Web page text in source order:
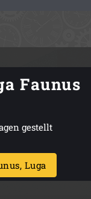
Faunus
gestellt
Luga